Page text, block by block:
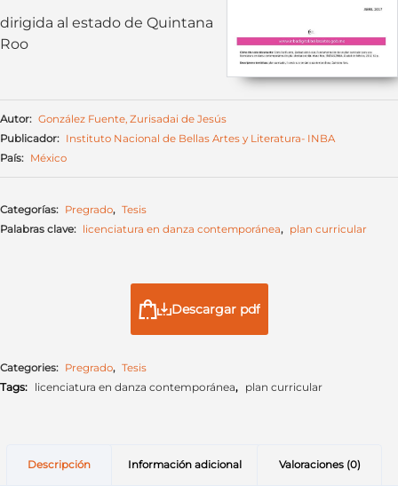
dirigida al estado de Quintana
Roo
Autor: González Fuente, Zurisadai de Jesús
Publicador: Instituto Nacional de Bellas Artes y Literatura- INBA
País: México
Categorías: Pregrado, Tesis
Palabras clave: licenciatura en danza contemporánea, plan curricular
Descargar pdf
Categories: Pregrado, Tesis
Tags: licenciatura en danza contemporánea, plan curricular
Descripción Información adicional Valoraciones (0)